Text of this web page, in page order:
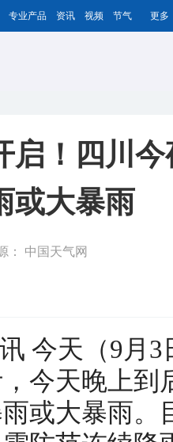
专业产品 资讯 视频 节气 更多
启！四川
或大暴雨
： 中国天气网
今天（9月
今天晚上到
或大暴雨。